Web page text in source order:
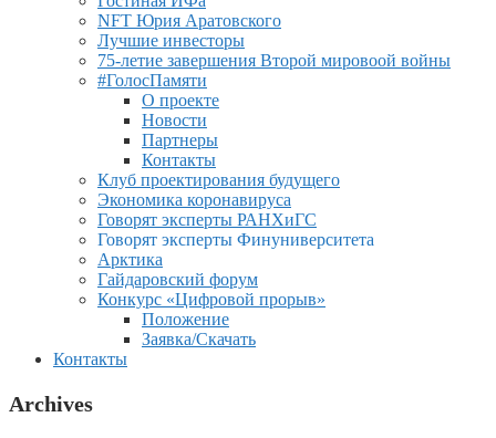
NFT Юрия Аратовского
Лучшие инвесторы
75-летие завершения Второй мировоой войны
#ГолосПамяти
О проекте
Новости
Партнеры
Контакты
Клуб проектирования будущего
Экономика коронавируса
Говорят эксперты РАНХиГС
Говорят эксперты Финуниверситета
Арктика
Гайдаровский форум
Конкурс «Цифровой прорыв»
Положение
Заявка/Скачать
Контакты
Archives